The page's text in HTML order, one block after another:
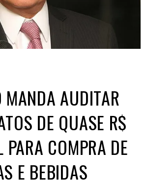
MANDA AUDITAR
DE QUASE R$
COMPRA DE
E BEBIDAS